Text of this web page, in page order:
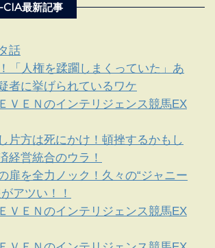
CIA最新記事
話
「人権を蹂躙しまくっていた」あ
者に挙げられているワケ
ＶＥＮのインテリジェンス競馬EX
片方は死にかけ！頓挫するかもし
経営統合のウラ！
扉を全力ノック！久々の“ジャニー
アツい！！
ＶＥＮのインテリジェンス競馬EX